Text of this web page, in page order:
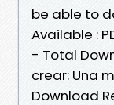
be able to
Available :
- Total
crear: Una
Download